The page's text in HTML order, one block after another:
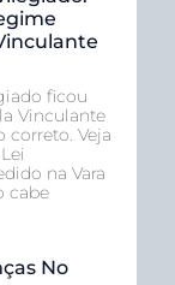
ficou
Vinculante
correto. Veja
na Vara
cabe
No